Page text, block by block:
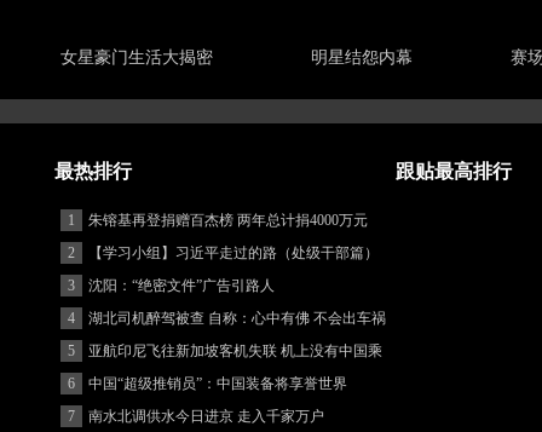
女星豪门生活大揭密 明星结怨内幕 赛
最热排行 跟贴最高排行
1
朱镕基再登捐赠百杰榜 两年总计捐4000万元
2
【学习小组】习近平走过的路（处级干部篇）
3
沈阳：“绝密文件”广告引路人
4
湖北司机醉驾被查 自称：心中有佛 不会出车祸
(图)
5
亚航印尼飞往新加坡客机失联 机上没有中国乘
客
6
中国“超级推销员”：中国装备将享誉世界
7
南水北调供水今日进京 走入千家万户